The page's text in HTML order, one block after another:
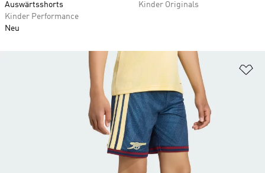
Auswärtsshorts
Kinder Performance
Neu
Kinder Originals